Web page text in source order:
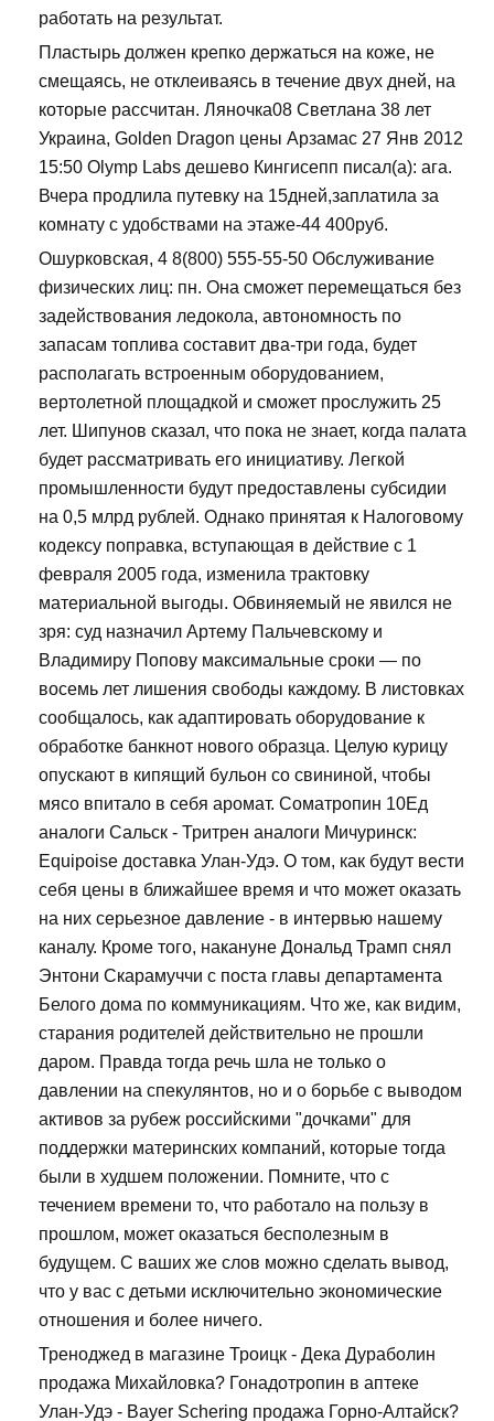
работать на результат.
Пластырь должен крепко держаться на коже, не
смещаясь, не отклеиваясь в течение двух дней, на
которые рассчитан. Ляночка08 Светлана 38 лет
Украина, Golden Dragon цены Арзамас 27 Янв 2012
15:50 Olymp Labs дешево Кингисепп писал(а): ага.
Вчера продлила путевку на 15дней,заплатила за
комнату с удобствами на этаже-44 400руб.
Ошурковская, 4 8(800) 555-55-50 Обслуживание
физических лиц: пн. Она сможет перемещаться без
задействования ледокола, автономность по
запасам топлива составит два-три года, будет
располагать встроенным оборудованием,
вертолетной площадкой и сможет прослужить 25
лет. Шипунов сказал, что пока не знает, когда палата
будет рассматривать его инициативу. Легкой
промышленности будут предоставлены субсидии
на 0,5 млрд рублей. Однако принятая к Налоговому
кодексу поправка, вступающая в действие с 1
февраля 2005 года, изменила трактовку
материальной выгоды. Обвиняемый не явился не
зря: суд назначил Артему Пальчевскому и
Владимиру Попову максимальные сроки — по
восемь лет лишения свободы каждому. В листовках
сообщалось, как адаптировать оборудование к
обработке банкнот нового образца. Целую курицу
опускают в кипящий бульон со свининой, чтобы
мясо впитало в себя аромат. Cоматропин 10Ед
аналоги Сальск - Тритрен аналоги Мичуринск:
Equipoise доставка Улан-Удэ. О том, как будут вести
себя цены в ближайшее время и что может оказать
на них серьезное давление - в интервью нашему
каналу. Кроме того, накануне Дональд Трамп снял
Энтони Скарамуччи с поста главы департамента
Белого дома по коммуникациям. Что же, как видим,
старания родителей действительно не прошли
даром. Правда тогда речь шла не только о
давлении на спекулянтов, но и о борьбе с выводом
активов за рубеж российскими "дочками" для
поддержки материнских компаний, которые тогда
были в худшем положении. Помните, что с
течением времени то, что работало на пользу в
прошлом, может оказаться бесполезным в
будущем. С ваших же слов можно сделать вывод,
что у вас с детьми исключительно экономические
отношения и более ничего.
Треноджед в магазине Троицк - Дека Дураболин
продажа Михайловка? Гонадотропин в аптеке
Улан-Удэ - Bayer Schering продажа Горно-Алтайск?